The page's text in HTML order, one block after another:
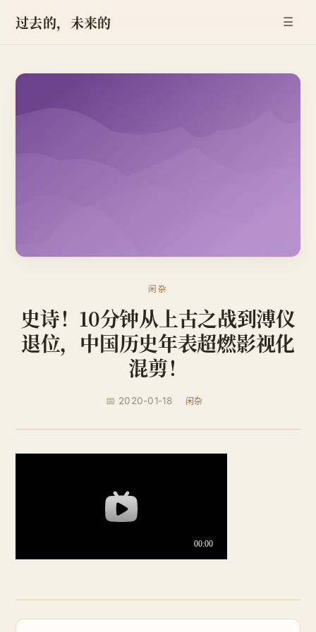
过去的，未来的 ☰
闲杂
史诗！10分钟从上古之战到溥仪
退位，中国历史年表超燃影视化
混剪！
📅 2020-01-18 闲杂